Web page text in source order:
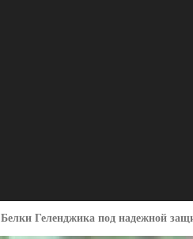
Белки Геленджика под надежной